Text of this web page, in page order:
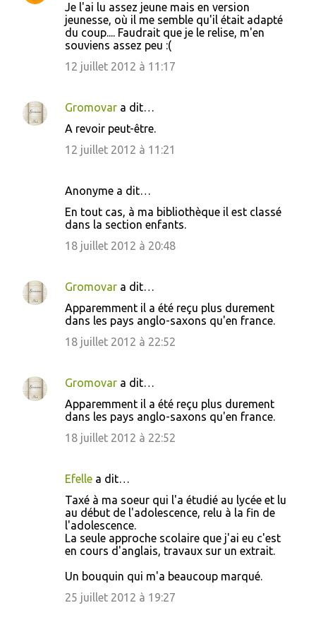
Je l'ai lu assez jeune mais en version
jeunesse, où il me semble qu'il était adapté
du coup.... Faudrait que je le relise, m'en
souviens assez peu :(
12 juillet 2012 à 11:17
Gromovar a dit…
A revoir peut-être.
12 juillet 2012 à 11:21
Anonyme a dit…
En tout cas, à ma bibliothèque il est classé
dans la section enfants.
18 juillet 2012 à 20:48
Gromovar a dit…
Apparemment il a été reçu plus durement
dans les pays anglo-saxons qu'en france.
18 juillet 2012 à 22:52
Gromovar a dit…
Apparemment il a été reçu plus durement
dans les pays anglo-saxons qu'en france.
18 juillet 2012 à 22:52
Efelle a dit…
Taxé à ma soeur qui l'a étudié au lycée et lu
au début de l'adolescence, relu à la fin de
l'adolescence.
La seule approche scolaire que j'ai eu c'est
en cours d'anglais, travaux sur un extrait.
Un bouquin qui m'a beaucoup marqué.
25 juillet 2012 à 19:27